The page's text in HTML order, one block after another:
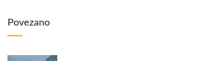
Povezano